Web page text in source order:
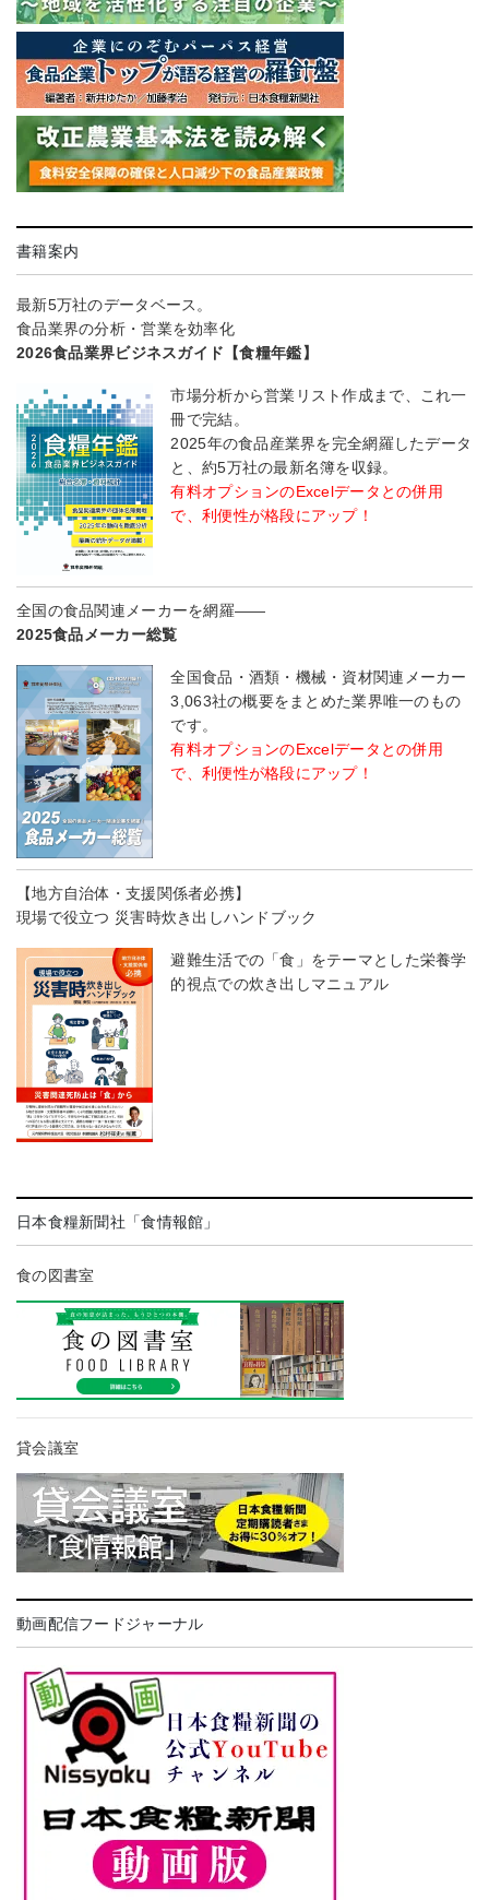
書籍案内
最新5万社のデータベース。
食品業界の分析・営業を効率化
2026食品業界ビジネスガイド【食糧年鑑】
市場分析から営業リスト作成まで、これ一
冊で完結。
2025年の食品産業界を完全網羅したデータ
と、約5万社の最新名簿を収録。
有料オプションのExcelデータとの併用
で、利便性が格段にアップ！
全国の食品関連メーカーを網羅――
2025食品メーカー総覧
全国食品・酒類・機械・資材関連メーカー
3,063社の概要をまとめた業界唯一のもの
です。
有料オプションのExcelデータとの併用
で、利便性が格段にアップ！
【地方自治体・支援関係者必携】
現場で役立つ 災害時炊き出しハンドブック
避難生活での「食」をテーマとした栄養学
的視点での炊き出しマニュアル
日本食糧新聞社「食情報館」
食の図書室
貸会議室
動画配信フードジャーナル